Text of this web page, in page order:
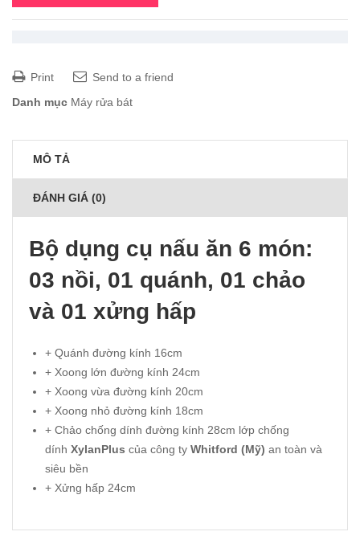
Print
Send to a friend
Danh mục Máy rửa bát
MÔ TẢ
ĐÁNH GIÁ (0)
Bộ dụng cụ nấu ăn 6 món:
03 nồi, 01 quánh, 01 chảo
và 01 xửng hấp
+ Quánh đường kính 16cm
+ Xoong lớn đường kính 24cm
+ Xoong vừa đường kính 20cm
+ Xoong nhỏ đường kính 18cm
+ Chảo chống dính đường kính 28cm lớp chống
dính XylanPlus của công ty Whitford (Mỹ) an toàn và
siêu bền
+ Xửng hấp 24cm